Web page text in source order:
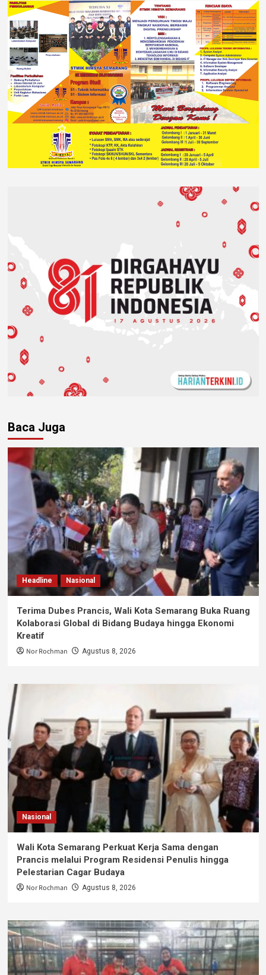
Baca Juga
Headline Nasional
Terima Dubes Prancis, Wali Kota Semarang Buka Ruang
Kolaborasi Global di Bidang Budaya hingga Ekonomi
Kreatif
Nor Rochman Agustus 8, 2026
Nasional
Wali Kota Semarang Perkuat Kerja Sama dengan
Prancis melalui Program Residensi Penulis hingga
Pelestarian Cagar Budaya
Nor Rochman Agustus 8, 2026